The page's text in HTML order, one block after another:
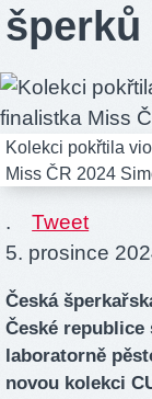
šperků
Kolekci pokřtila
Miss ČR 2024
.
Tweet
5. prosince
Česká
České
laboratorně
novou kolekci